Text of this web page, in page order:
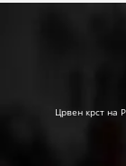
Црвен крст на